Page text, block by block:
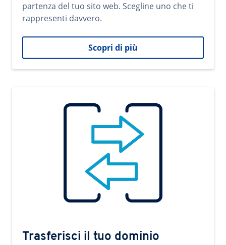
partenza del tuo sito web. Scegline uno che ti
rappresenti davvero.
Scopri di più
Trasferisci il tuo dominio